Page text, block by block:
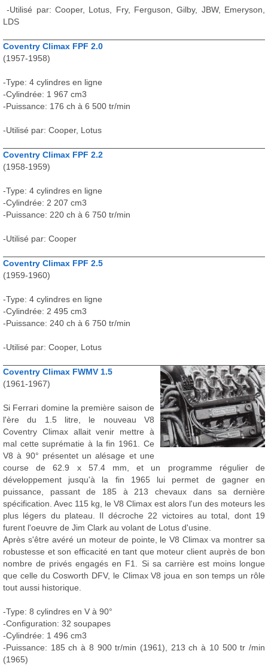
-Utilisé par: Cooper, Lotus, Fry, Ferguson, Gilby, JBW, Emeryson,
LDS
Coventry Climax FPF 2.0
(1957-1958)
-Type: 4 cylindres en ligne
-Cylindrée: 1 967 cm3
-Puissance: 176 ch à 6 500 tr/min
-Utilisé par: Cooper, Lotus
Coventry Climax FPF 2.2
(1958-1959)
-Type: 4 cylindres en ligne
-Cylindrée: 2 207 cm3
-Puissance: 220 ch à 6 750 tr/min
-Utilisé par: Cooper
Coventry Climax FPF 2.5
(1959-1960)
-Type: 4 cylindres en ligne
-Cylindrée: 2 495 cm3
-Puissance: 240 ch à 6 750 tr/min
-Utilisé par: Cooper, Lotus
Coventry Climax FWMV 1.5
(1961-1967)
Si Ferrari domine la première saison de
l'ère du 1.5 litre, le nouveau V8
Coventry Climax allait venir mettre à
mal cette suprématie à la fin 1961. Ce
V8 à 90° présentet un alésage et une
course de 62.9 x 57.4 mm, et un programme régulier de
développement jusqu'à la fin 1965 lui permet de gagner en
puissance, passant de 185 à 213 chevaux dans sa dernière
spécification. Avec 115 kg, le V8 Climax est alors l'un des moteurs les
plus légers du plateau. Il décroche 22 victoires au total, dont 19
furent l'oeuvre de Jim Clark au volant de Lotus d'usine.
Après s'être avéré un moteur de pointe, le V8 Climax va montrer sa
robustesse et son efficacité en tant que moteur client auprès de bon
nombre de privés engagés en F1. Si sa carrière est moins longue
que celle du Cosworth DFV, le Climax V8 joua en son temps un rôle
tout aussi historique.
-Type: 8 cylindres en V à 90°
-Configuration: 32 soupapes
-Cylindrée: 1 496 cm3
-Puissance: 185 ch à 8 900 tr/min (1961), 213 ch à 10 500 tr /min
(1965)